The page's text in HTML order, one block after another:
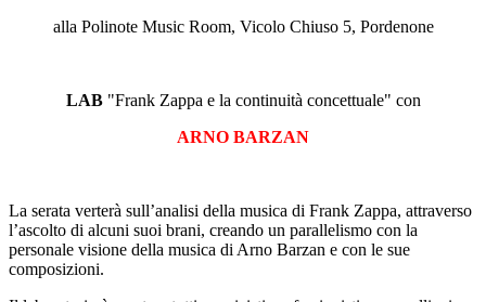
alla Polinote Music Room, Vicolo Chiuso 5, Pordenone
LAB"Frank Zappa e la continuità concettuale" con
ARNO BARZAN
La serata verterà sull’analisi della musica di Frank Zappa, attraverso
l’ascolto di alcuni suoi brani, creando un parallelismo con la
personale visione della musica di Arno Barzan e con le sue
composizioni.